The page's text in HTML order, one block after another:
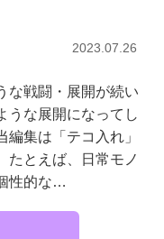
2023.07.26
な戦闘・展開が続い
うな展開になってし
集は「テコ入れ」
たとえば、日常モノ
性的な…